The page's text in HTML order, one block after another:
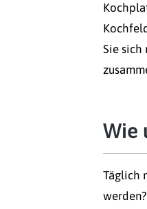
Sie sich
Wie
Täglich